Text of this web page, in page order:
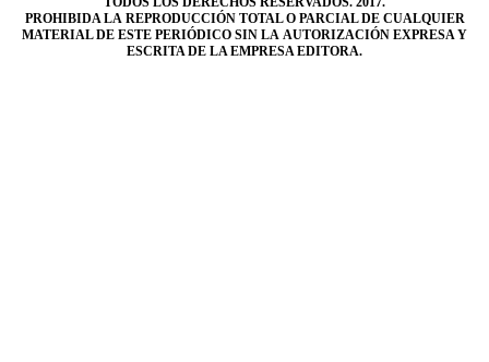
PROHIBIDA LA REPRODUCCIÓN TOTAL O PARCIAL DE CUALQUIER
MATERIAL DE ESTE PERIÓDICO SIN LA AUTORIZACIÓN EXPRESA Y
ESCRITA DE LA EMPRESA EDITORA.